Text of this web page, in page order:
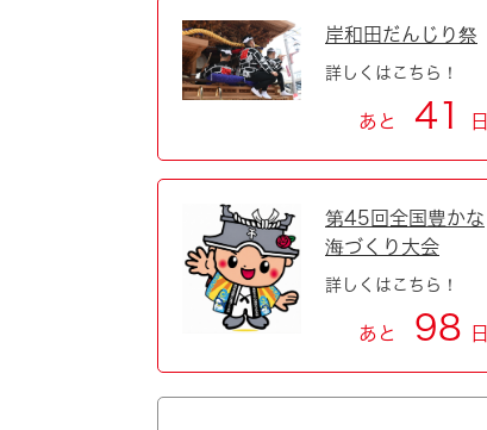
道路・河川・交通 まちづくり
国際交流
岸和田だんじり祭
詳しくはこちら！
あと 41 日
第45回全国豊かな
海づくり大会
詳しくはこちら！
あと 98 日